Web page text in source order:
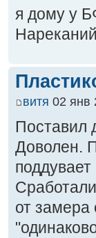
я дому у
витя 02 янв
Поставил
Доволен.
от